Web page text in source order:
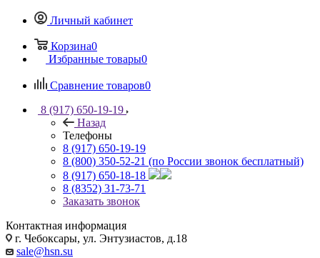
Личный кабинет
Корзина0
Избранные товары0
Сравнение товаров0
8 (917) 650-19-19
Назад
Телефоны
8 (917) 650-19-19
8 (800) 350-52-21 (по России звонок бесплатный)
8 (917) 650-18-18
8 (8352) 31-73-71
Заказать звонок
Контактная информация
г. Чебоксары, ул. Энтузиастов, д.18
sale@hsn.su